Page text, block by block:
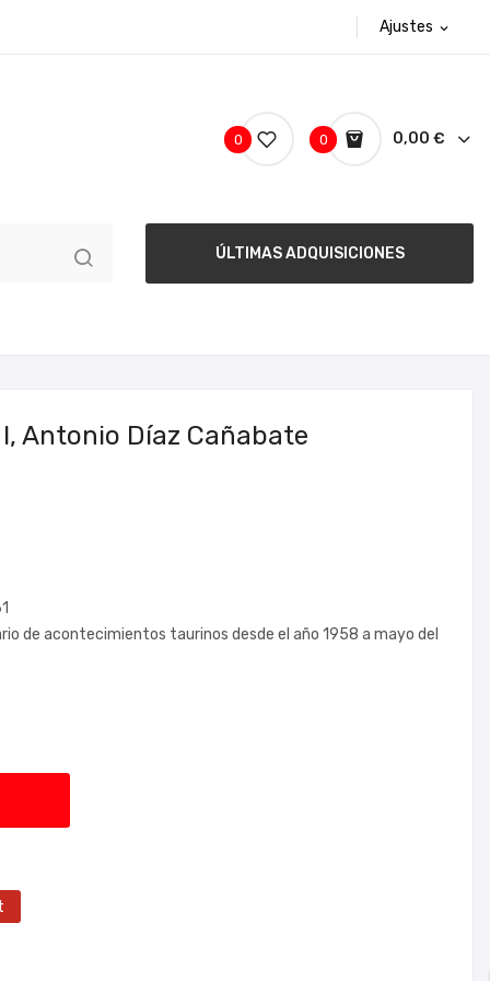
Ajustes expand_more
0 0,00 €
0
ÚLTIMAS ADQUISICIONES
Antonio Díaz Cañabate
de acontecimientos taurinos desde el año 1958 a mayo del